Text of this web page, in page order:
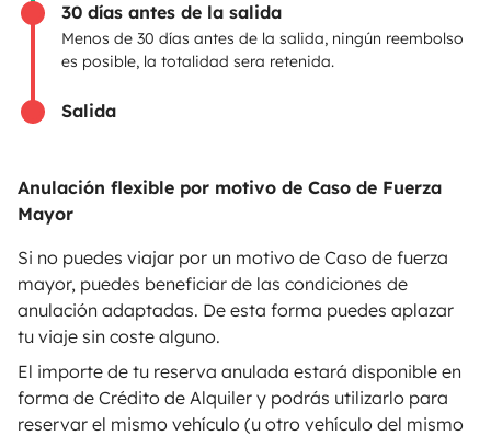
30 días antes de la salida
Menos de 30 días antes de la salida, ningún reembolso
es posible, la totalidad sera retenida.
Salida
Anulación flexible por motivo de Caso de Fuerza
Mayor
Si no puedes viajar por un motivo de Caso de fuerza
mayor, puedes beneficiar de las condiciones de
anulación adaptadas. De esta forma puedes aplazar
tu viaje sin coste alguno.
El importe de tu reserva anulada estará disponible en
forma de Crédito de Alquiler y podrás utilizarlo para
reservar el mismo vehículo (u otro vehículo del mismo
Seguros de alquiler
Asistencias de alquiler
Ayuda propietario
Medios de pago seguros Pago en varios plazos
Descargar en
App Store
Disponible en